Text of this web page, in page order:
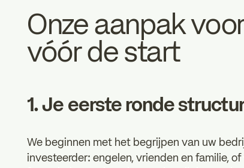
Onze aanpak
vóór de start
1. Je eerste ronde
We beginnen met het begrijpen van uw
investeerder: engelen, vrienden en familie,